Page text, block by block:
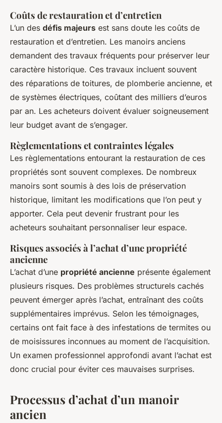
Coûts de restauration et d’entretien
L’un des défis majeurs est sans doute les coûts de
restauration et d’entretien. Les manoirs anciens
demandent des travaux fréquents pour préserver leur
caractère historique. Ces travaux incluent souvent
des réparations de toitures, de plomberie ancienne, et
de systèmes électriques, coûtant des milliers d’euros
par an. Les acheteurs doivent évaluer soigneusement
leur budget avant de s’engager.
Règlementations et contraintes légales
Les règlementations entourant la restauration de ces
propriétés sont souvent complexes. De nombreux
manoirs sont soumis à des lois de préservation
historique, limitant les modifications que l’on peut y
apporter. Cela peut devenir frustrant pour les
acheteurs souhaitant personnaliser leur espace.
Risques associés à l’achat d’une propriété
ancienne
L’achat d’une propriété ancienne présente également
plusieurs risques. Des problèmes structurels cachés
peuvent émerger après l’achat, entraînant des coûts
supplémentaires imprévus. Selon les témoignages,
certains ont fait face à des infestations de termites ou
de moisissures inconnues au moment de l’acquisition.
Un examen professionnel approfondi avant l’achat est
donc crucial pour éviter ces mauvaises surprises.
Processus d’achat d’un manoir
ancien